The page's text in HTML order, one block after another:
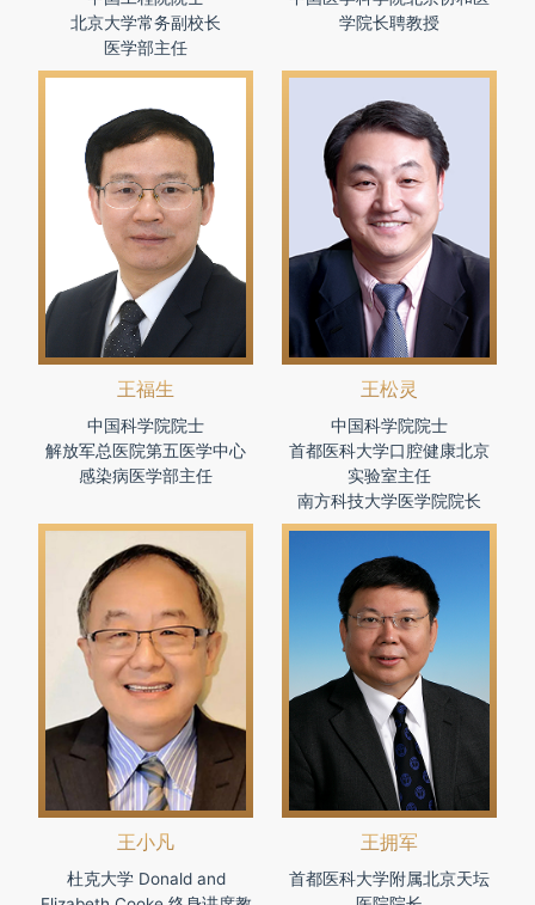
北京大学常务副校长
医学部主任
学院长聘教授
王福生
中国科学院院士
解放军总医院第五医学中心
感染病医学部主任
王松灵
中国科学院院士
首都医科大学口腔健康北京
实验室主任
南方科技大学医学院院长
王小凡
杜克大学 Donald and
王拥军
首都医科大学附属北京天坛